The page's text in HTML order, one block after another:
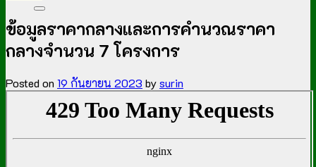
ข้อมูลราคากลางและการคำนวณราคา
กลางจำนวน 7 โครงการ
Posted on 19 กันยายน 2023 bysurin